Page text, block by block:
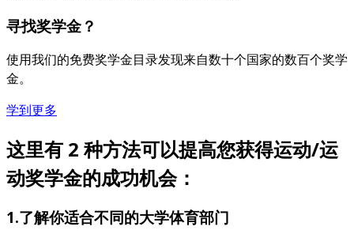
寻找奖学金？
使用我们的免费奖学金目录发现来自数十个国家的数百个奖学
金。
学到更多
这里有 2 种方法可以提高您获得运动/运
动奖学金的成功机会：
1.了解你适合不同的大学体育部门